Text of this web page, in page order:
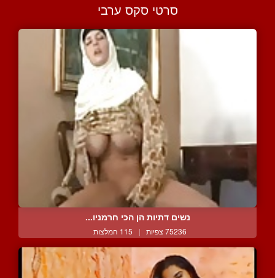
סרטי סקס ערבי
נשים דתיות הן הכי חרמניו...
75236 צפיות | 115 המלצות